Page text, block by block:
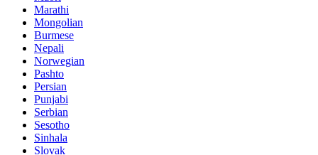
Marathi
Mongolian
Burmese
Nepali
Norwegian
Pashto
Persian
Punjabi
Serbian
Sesotho
Sinhala
Slovak